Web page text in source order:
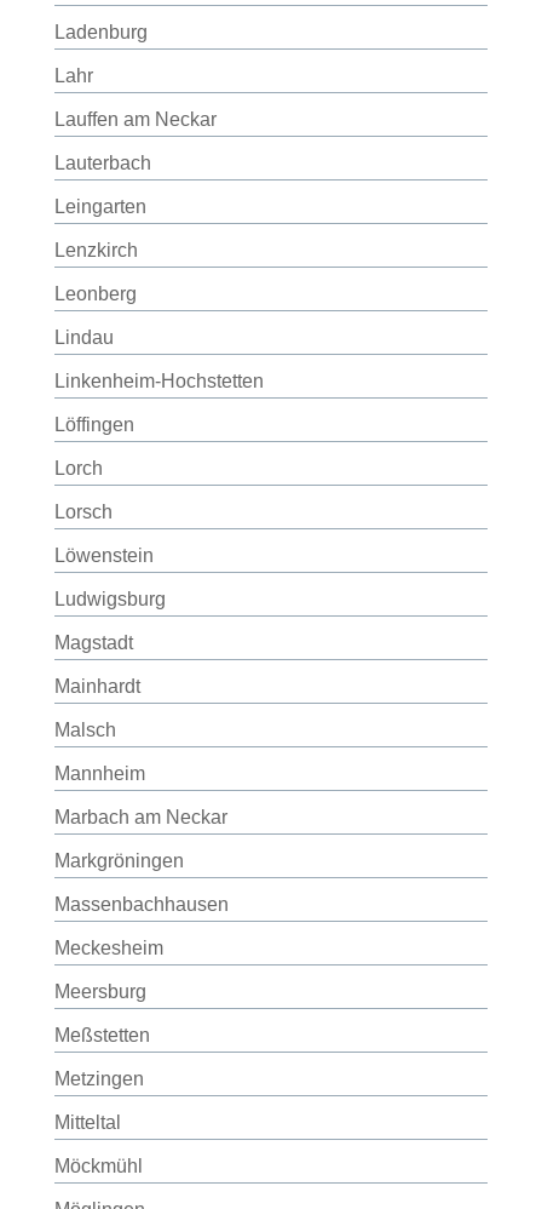
Ladenburg
Lahr
Lauffen am Neckar
Lauterbach
Leingarten
Lenzkirch
Leonberg
Lindau
Linkenheim-Hochstetten
Löffingen
Lorch
Lorsch
Löwenstein
Ludwigsburg
Magstadt
Mainhardt
Malsch
Mannheim
Marbach am Neckar
Markgröningen
Massenbachhausen
Meckesheim
Meersburg
Meßstetten
Metzingen
Mitteltal
Möckmühl